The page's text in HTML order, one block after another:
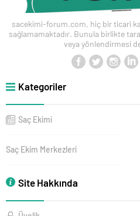
sacekimi-forum.com, hiç bir ticari
sağlamamaktadır. Bunula birlikte
veya yönlendirmesi
Kategoriler
Saç Ekimi
Saç Ekim Merkezleri
Site Hakkında